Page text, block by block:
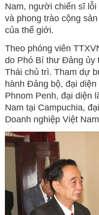
Nam, người chiến sĩ lỗi
và phong trào cộng
của thế giới.
Theo phóng viên
do Phó Bí thư Đảng ủy
Thái chủ trì. Tham dự
hành Đảng bộ, đại
Phnom Penh, đại diện
Nam tại Campuchia,
Doanh nghiệp Việt